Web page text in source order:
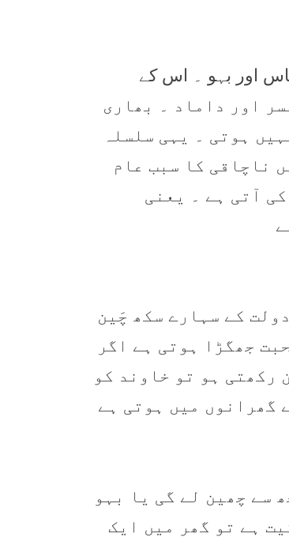
۔ ساس اور بہو ۔ اس کے
۔ سسر اور داماد ۔ بھاری
ہوتی ۔ يہی سلسلہ
ناچاقی کا سبب عام
آتی ہے ۔ یعنی
کے سہارے سکھ چَين
جھگڑا ہوتی ہے اگر
رکھتی ہو تو خاوند کو
گھرانوں میں ہوتی ہے
سے چھين لے گی یا بہو
ہے تو گھر میں ايک